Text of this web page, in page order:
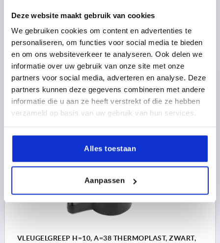
Deze website maakt gebruik van cookies
We gebruiken cookies om content en advertenties te
personaliseren, om functies voor social media te bieden
en om ons websiteverkeer te analyseren. Ook delen we
informatie over uw gebruik van onze site met onze
partners voor social media, adverteren en analyse. Deze
partners kunnen deze gegevens combineren met andere
informatie die u aan ze heeft verstrekt of die ze hebben
verzameld op basis van uw gebruik van hun services.
Alles toestaan
Aanpassen
VLEUGELGREEP H=8, A=30 THERMOPLAST, ROOD, MET
BINNENZESKANT, VOOR=M06
KLEUR BASISLICHAAM=ROOD
GREEPLENGTE=30
HOOGTE=8 VOOR SK-SCHROEF=M6
Bestelnummer:K0681.0606
1,00 €
VLEUGELGREEP H=10, A=38 THERMOPLAST, ZWART,